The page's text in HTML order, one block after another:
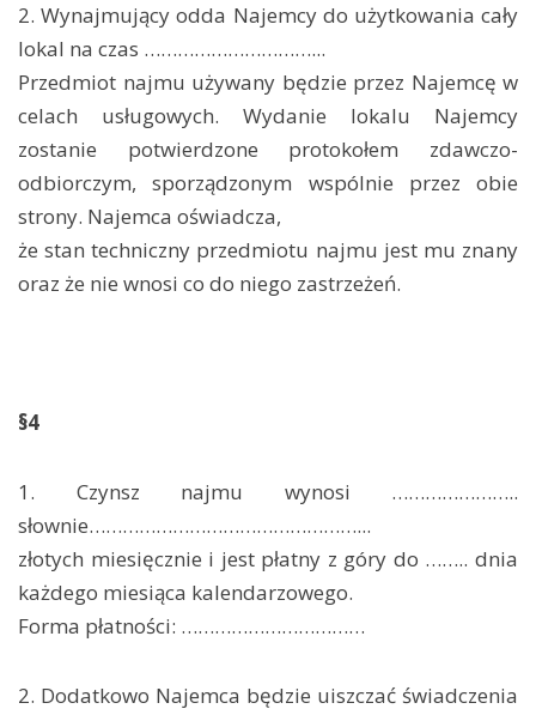
2. Wynajmujący odda Najemcy do użytkowania cały
lokal na czas …………………………...
Przedmiot najmu używany będzie przez Najemcę w
celach usługowych. Wydanie lokalu Najemcy
zostanie potwierdzone protokołem zdawczo-
odbiorczym, sporządzonym wspólnie przez obie
strony. Najemca oświadcza,
że stan techniczny przedmiotu najmu jest mu znany
oraz że nie wnosi co do niego zastrzeżeń.
§4
1. Czynsz najmu wynosi …………………..
słownie…………………………………………...
złotych miesięcznie i jest płatny z góry do …….. dnia
każdego miesiąca kalendarzowego.
Forma płatności: ……………………………
2. Dodatkowo Najemca będzie uiszczać świadczenia